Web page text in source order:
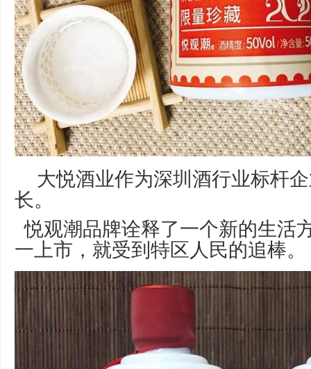
大悦酒业作为深圳酒行业标杆
长。
悦观潮品牌诠释了一个新的生活
一上市，就受到特区人民的追棒。